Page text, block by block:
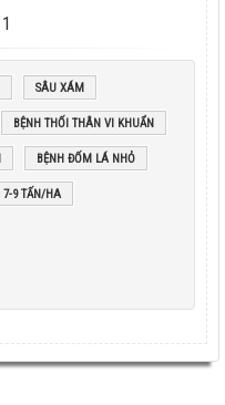
SÂU XÁM
BỆNH THỐI THÂN VI KHUẨN
BỆNH ĐỐM LÁ NHỎ
7-9 TẤN/HA